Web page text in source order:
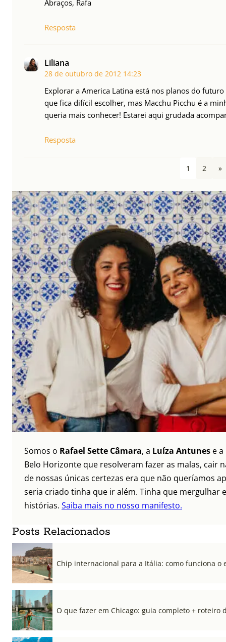
Abraços, Rafa
Resposta
Liliana
28 de outubro de 2012 14:23
Explorar a America Latina está nos planos do
que fica difícil escolher, mas Macchu Picchu é a
queria mais conhecer! Estarei aqui grudada
Resposta
1 2 »
Somos o Rafael Sette Câmara, a Luíza Antunes e a
Belo Horizonte que resolveram fazer as malas, cair
de nossas únicas certezas era que não queríamos
seria criado tinha que ir além. Tinha que mergulhar
histórias. Saiba mais no nosso manifesto.
Posts Relacionados
Chip internacional para a Itália: como funciona o
O que fazer em Chicago: guia completo + roteiro